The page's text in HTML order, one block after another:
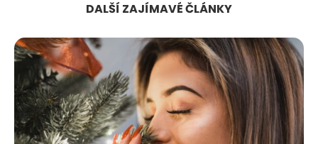
DALŠÍ ZAJÍMAVÉ ČLÁNKY